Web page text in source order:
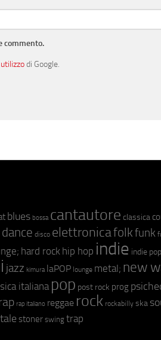
commento.
di Google.
blues bossa cantautore classica
dance disco elettronicafolkfunk
hard rock hip hop indie indie pop
jazz kimura laPOP lounge metal; new
italiana pop post rock prog
rap italiano reggae rock rockabilly ska
stoner swing trap